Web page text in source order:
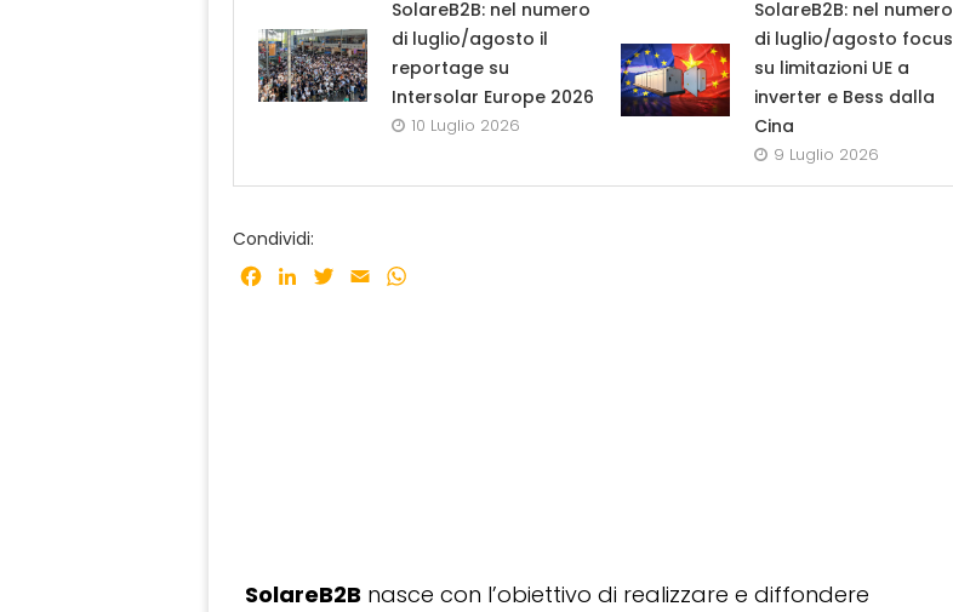
SolareB2B: nel numero
di luglio/agosto il
reportage su
Intersolar Europe 2026
10 Luglio 2026
SolareB2B: nel numero
di luglio/agosto focus
su limitazioni UE a
inverter e Bess dalla
Cina
9 Luglio 2026
Condividi:
Facebook
LinkedInTwitter
Email
SolareB2B nasce con l’obiettivo di realizzare e diffondere